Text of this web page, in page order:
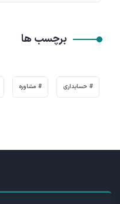
برچسب ها
حسابداری مشاوره